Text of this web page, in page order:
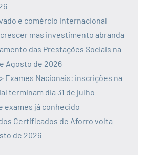
e comércio internacional
crescer mas investimento abranda
das Prestações Sociais na
Agosto de 2026
Exames Nacionais: inscrições na
terminam dia 31 de julho –
exames já conhecido
Certificados de Aforro volta
de 2026